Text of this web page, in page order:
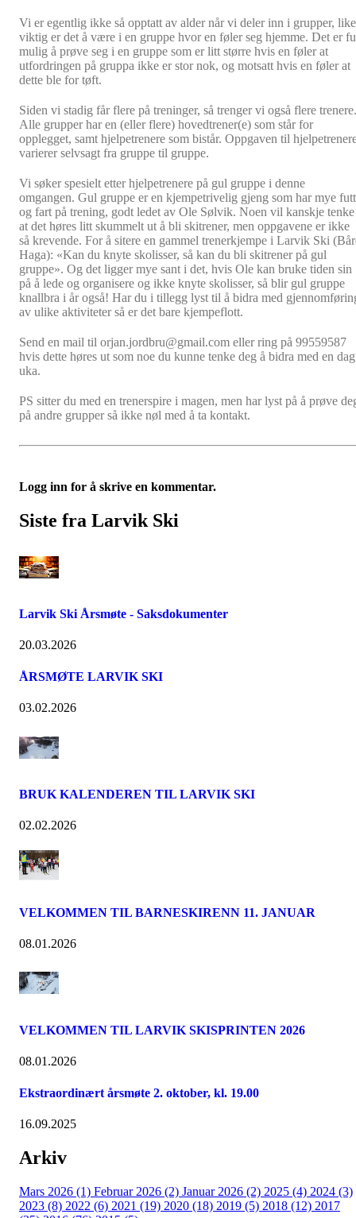
Vi er egentlig ikke så opptatt av alder når vi deler inn i grupper, like
viktig er det å være i en gruppe hvor en føler seg hjemme. Det er
mulig å prøve seg i en gruppe som er litt større hvis en føler at
utfordringen på gruppa ikke er stor nok, og motsatt hvis en føler at
dette ble for tøft.
Siden vi stadig får flere på treninger, så trenger vi også flere trenere.
Alle grupper har en (eller flere) hovedtrener(e) som står for
opplegget, samt hjelpetrenere som bistår. Oppgaven til
varierer selvsagt fra gruppe til gruppe.
Vi søker spesielt etter hjelpetrenere på gul gruppe i denne
omgangen. Gul gruppe er en kjempetrivelig gjeng som har mye futt
og fart på trening, godt ledet av Ole Sølvik. Noen vil kanskje tenke
at det høres litt skummelt ut å bli skitrener, men oppgavene er ikke
så krevende. For å sitere en gammel trenerkjempe i Larvik Ski
Haga): «Kan du knyte skolisser, så kan du bli skitrener på gul
gruppe». Og det ligger mye sant i det, hvis Ole kan bruke tiden sin
på å lede og organisere og ikke knyte skolisser, så blir gul gruppe
knallbra i år også! Har du i tillegg lyst til å bidra med
av ulike aktiviteter så er det bare kjempeflott.
Send en mail til orjan.jordbru@gmail.com eller ring på 99559587
hvis dette høres ut som noe du kunne tenke deg å bidra med en
uka.
PS sitter du med en trenerspire i magen, men har lyst på å prøve
på andre grupper så ikke nøl med å ta kontakt.
Logg inn for å skrive en kommentar.
Siste fra Larvik Ski
Larvik Ski Årsmøte - Saksdokumenter
20.03.2026
ÅRSMØTE LARVIK SKI
03.02.2026
BRUK KALENDEREN TIL LARVIK SKI
02.02.2026
VELKOMMEN TIL BARNESKIRENN 11. JANUAR
08.01.2026
VELKOMMEN TIL LARVIK SKISPRINTEN 2026
08.01.2026
Ekstraordinært årsmøte 2. oktober, kl. 19.00
16.09.2025
Arkiv
Mars 2026 (1) Februar 2026 (2) Januar 2026 (2) 2025 (4) 2024 (3)
2023 (8) 2022 (6) 2021 (19) 2020 (18) 2019 (5) 2018 (12) 2017